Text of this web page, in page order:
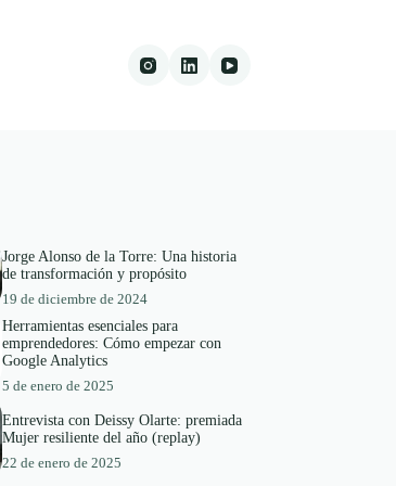
Jorge Alonso de la Torre: Una historia
de transformación y propósito
19 de diciembre de 2024
Herramientas esenciales para
emprendedores: Cómo empezar con
Google Analytics
5 de enero de 2025
Entrevista con Deissy Olarte: premiada
Mujer resiliente del año (replay)
22 de enero de 2025